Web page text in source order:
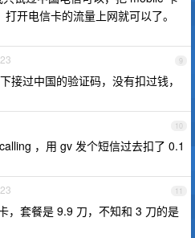
开电信卡的流量上网就可以了。
9
接过中国的验证码，没有扣过钱，
10
，用 gv 发个短信过去扣了 0.1
11
，套餐是 9.9 刀，不知和 3 刀的是